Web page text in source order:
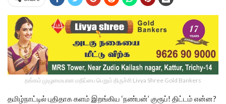
தங்கம் முழுமையான மதிப்பை பெறும் திருச்சி Livya Shree Gold Bankers
தமிழ்நாட்டில் புதிதாக களம் இறங்கிய ‘நண்பன்’ குரூப்! திட்டம் என்ன?